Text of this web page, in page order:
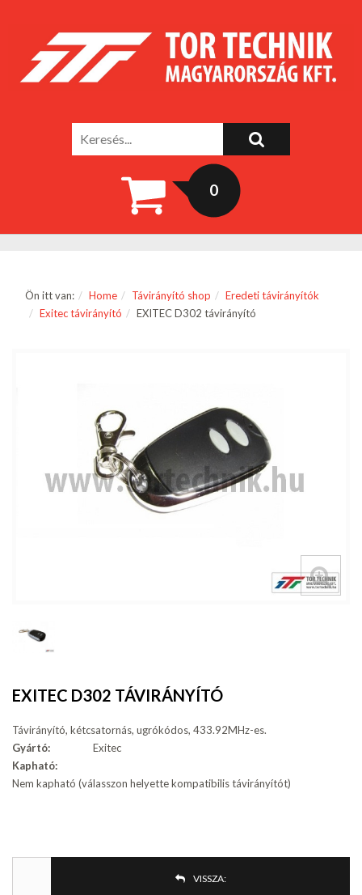
0
Ön itt van: Home Távirányító shop
Eredeti távirányítók
Exitec távirányító
EXITEC D302 távirányító
EXITEC D302 TÁVIRÁNYÍTÓ
Távirányító, kétcsatornás, ugrókódos, 433.92MHz-es.
Gyártó:
Exitec
Kapható:
Nem kapható (válasszon helyette kompatibilis távirányítót)
VISSZA: